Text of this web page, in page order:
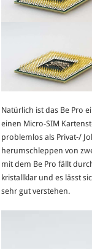
Natürlich ist das Be Pro
einen Micro-SIM
problemlos als Privat-/
herumschleppen von
mit dem Be Pro fällt
kristallklar und es lässt
sehr gut verstehen.